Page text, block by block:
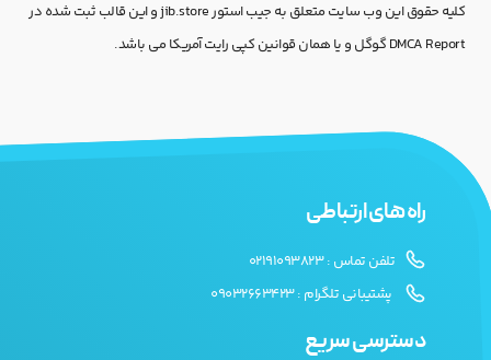
کلیه حقوق این وب سایت متعلق به جیب استور jib.store و این قالب ثبت شده در
DMCA Report گوگل و یا همان قوانین کپی رایت آمریکا می باشد.
راه های ارتباطی
تلفن تماس : 02191093823
پشتیبانی تلگرام : 09032663423
دسترسی سریع